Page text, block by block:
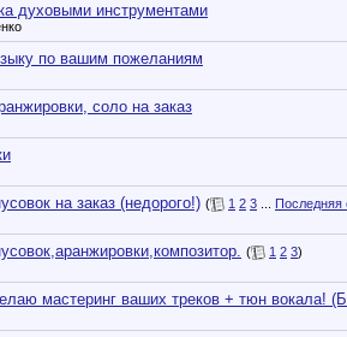
духовыми инструментами
по вашим пожеланиям
соло на заказ
на заказ (недорого!) ( 1 2 3
Последняя
( 1 2 3)
мастеринг ваших треков + тюн вокала!